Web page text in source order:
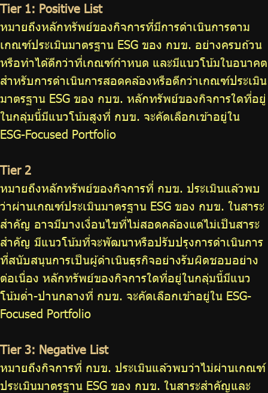
Tier 1: Positive List
หมายถึงหลักทรัพย์ของกิจการที่มีการดำเนินการตาม
เกณฑ์ประเมินมาตรฐาน ESG ของ กบข. อย่างครบถ้วน
หรือทำได้ดีกว่าที่เกณฑ์กำหนด และมีแนวโน้มในอนาคต
สำหรับการดำเนินการสอดคล้องหรือดีกว่าเกณฑ์ประเมิน
มาตรฐาน ESG ของ กบข. หลักทรัพย์ของกิจการใดที่อยู่
ในกลุ่มนี้มีแนวโน้มสูงที่ กบข. จะคัดเลือกเข้าอยู่ใน
ESG-Focused Portfolio
Tier 2
หมายถึงหลักทรัพย์ของกิจการที่ กบข. ประเมินแล้วพบ
ว่าผ่านเกณฑ์ประเมินมาตรฐาน ESG ของ กบข. ในสาระ
สำคัญ อาจมีบางเงื่อนไขที่ไม่สอดคล้องแต่ไม่เป็นสาระ
สำคัญ มีแนวโน้มที่จะพัฒนาหรือปรับปรุงการดำเนินการ
ที่สนับสนุนการเป็นผู้ดำเนินธุรกิจอย่างรับผิดชอบอย่าง
ต่อเนื่อง หลักทรัพย์ของกิจการใดที่อยู่ในกลุ่มนี้มีแนว
โน้มต่ำ-ปานกลางที่ กบข. จะคัดเลือกเข้าอยู่ใน ESG-
Focused Portfolio
Tier 3: Negative List
หมายถึงกิจการที่ กบข. ประเมินแล้วพบว่าไม่ผ่านเกณฑ์
ประเมินมาตรฐาน ESG ของ กบข. ในสาระสำคัญและ